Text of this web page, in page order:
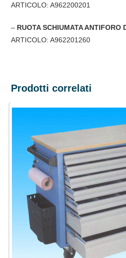
ARTICOLO: A962200201
– RUOTA SCHIUMATA ANTIFORO
ARTICOLO: A962201260
Prodotti correlati